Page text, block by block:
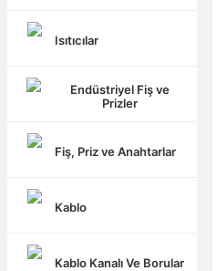
Isıtıcılar
Endüstriyel Fiş ve
Prizler
Fiş, Priz ve Anahtarlar
Kablo
Kablo Kanalı Ve Borular